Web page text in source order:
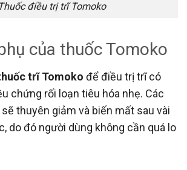
Thuốc điều trị trĩ Tomoko
của thuốc Tomoko
trĩ Tomoko để điều trị trĩ có
chứng rối loạn tiêu hóa nhẹ. Các
thuyên giảm và biến mất sau vài
do đó người dùng không cần quá lo